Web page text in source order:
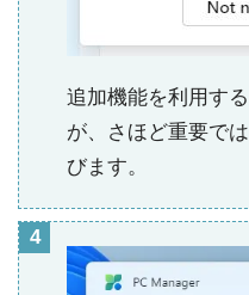
追加機能を利用す
が、さほど重要で
びます。